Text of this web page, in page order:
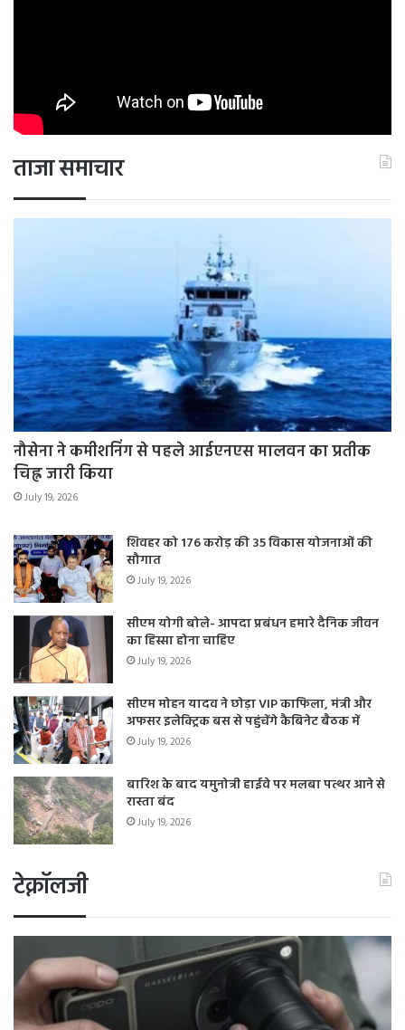
ताजा समाचार
नौसेना ने कमीशनिंग से पहले आईएनएस मालवन का प्रतीक
चिह्न जारी किया
July 19, 2026
शिवहर को 176 करोड़ की 35 विकास योजनाओं की
सौगात
July 19, 2026
सीएम योगी बोले- आपदा प्रबंधन हमारे दैनिक जीवन
का हिस्सा होना चाहिए
July 19, 2026
सीएम मोहन यादव ने छोड़ा VIP काफिला, मंत्री और
अफसर इलेक्ट्रिक बस से पहुंचेंगे कैबिनेट बैठक में
July 19, 2026
बारिश के बाद यमुनोत्री हाईवे पर मलबा पत्थर आने से
रास्ता बंद
July 19, 2026
टेक्नॉलजी